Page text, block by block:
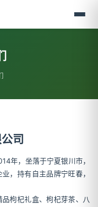
司
年，坐落于宁夏银川市，
，持有自主品牌宁旺春，
枸杞礼盒、枸杞芽茶、八